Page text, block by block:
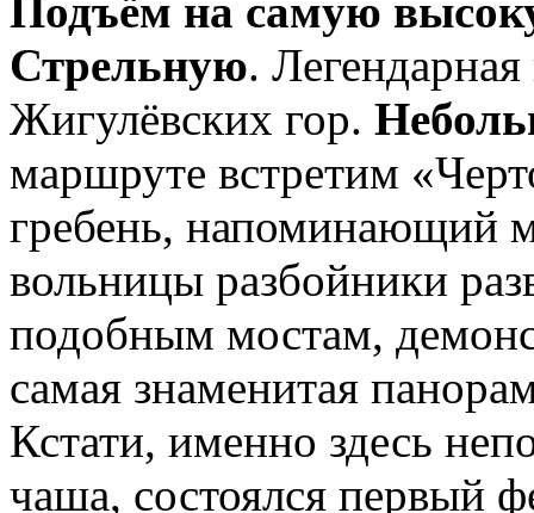
Подъём на самую
Стрельную.
Жигулёвских гор.
маршруте встретим
гребень, напоминающий
вольницы разбойники
подобным мостам,
самая знаменитая
Кстати, именно здесь
чаша, состоялся первый